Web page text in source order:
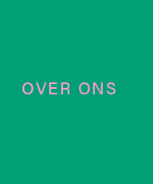
OVER ONS